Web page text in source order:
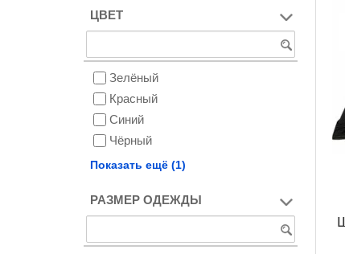
ЦВЕТ
Зелёный
Красный
Синий
Чёрный
Чёрный/Красный
Показать ещё (1)
РАЗМЕР ОДЕЖДЫ